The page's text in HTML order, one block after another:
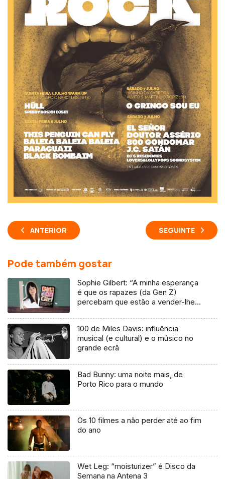
ANTERIOR SEGUINTE
Pode também gostar
Sophie Gilbert: “A minha esperança
é que os rapazes (da Gen Z)
percebam que estão a vender-lhes
100 de Miles Davis: influência
musical (e cultural) e o músico no
grande ecrã
Bad Bunny: uma noite mais, de
Porto Rico para o mundo
Os 10 filmes a não perder até ao fim
do ano
Wet Leg: “moisturizer” é Disco da
Semana na Antena 3